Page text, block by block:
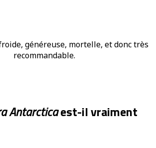
généreuse, mortelle, et donc très
recommandable.
Antarcticaest-il vraiment